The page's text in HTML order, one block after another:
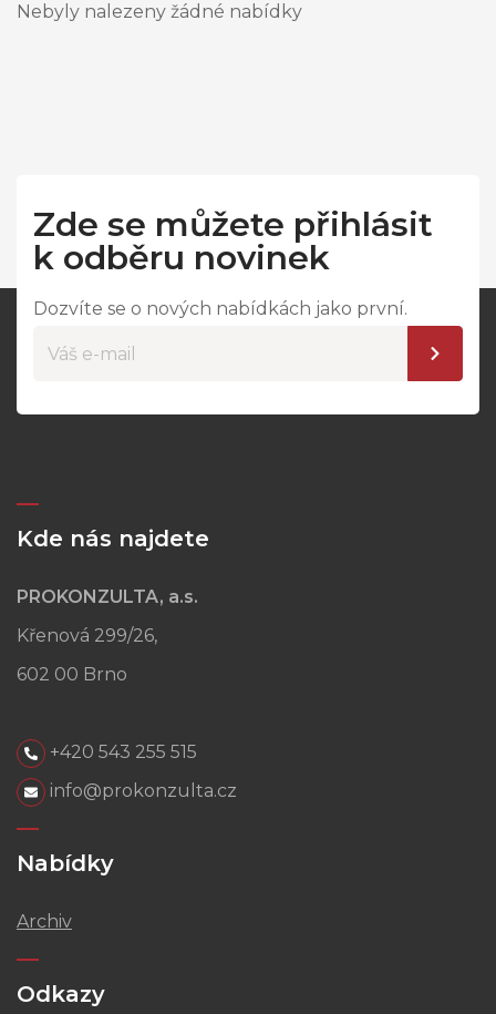
Nebyly nalezeny žádné nabídky
Zde se můžete přihlásit
k odběru novinek
Dozvíte se o nových nabídkách jako první.
Kde nás najdete
PROKONZULTA, a.s.
Křenová 299/26,
602 00 Brno
+420 543 255 515
info@prokonzulta.cz
Nabídky
Archiv
Odkazy